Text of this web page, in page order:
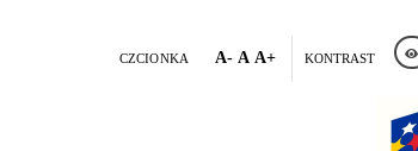
CZCIONKA A- A A+ KONTRAST